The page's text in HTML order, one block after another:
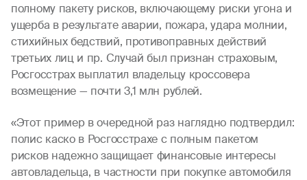
полному пакету рисков, включающему риски угона и
ущерба в результате аварии, пожара, удара молнии,
стихийных бедствий, противоправных действий
третьих лиц и пр. Случай был признан страховым,
Росгосстрах выплатил владельцу кроссовера
возмещение — почти 3,1 млн рублей.
«Этот пример в очередной раз наглядно подтвердил:
полис каско в Росгосстрахе с полным пакетом
рисков надежно защищает финансовые интересы
автовладельца, в частности при покупке автомобиля